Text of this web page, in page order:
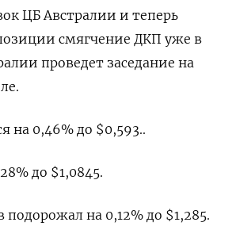
ЦБ Австралии и теперь
смягчение ДКП уже в
проведет заседание на
на 0,46% до $0,593​..
до $1,0845​.
подорожал на 0,12% до $1,285​.